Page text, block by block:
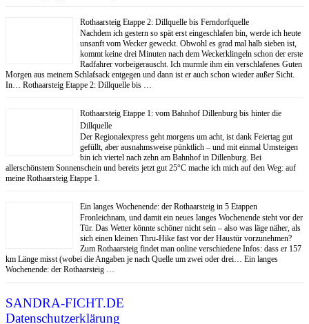
Rothaarsteig Etappe 2: Dillquelle bis Ferndorfquelle
Nachdem ich gestern so spät erst eingeschlafen bin, werde ich heute
unsanft vom Wecker geweckt. Obwohl es grad mal halb sieben ist,
kommt keine drei Minuten nach dem Weckerklingeln schon der erste
Radfahrer vorbeigerauscht. Ich murmle ihm ein verschlafenes Guten
Morgen aus meinem Schlafsack entgegen und dann ist er auch schon wieder außer Sicht.
In… Rothaarsteig Etappe 2: Dillquelle bis …
Rothaarsteig Etappe 1: vom Bahnhof Dillenburg bis hinter die
Dillquelle
Der Regionalexpress geht morgens um acht, ist dank Feiertag gut
gefüllt, aber ausnahmsweise pünktlich – und mit einmal Umsteigen
bin ich viertel nach zehn am Bahnhof in Dillenburg. Bei
allerschönstem Sonnenschein und bereits jetzt gut 25°C mache ich mich auf den Weg: auf
meine Rothaarsteig Etappe 1.
Ein langes Wochenende: der Rothaarsteig in 5 Etappen
Fronleichnam, und damit ein neues langes Wochenende steht vor der
Tür. Das Wetter könnte schöner nicht sein – also was läge näher, als
sich einen kleinen Thru-Hike fast vor der Haustür vorzunehmen?
Zum Rothaarsteig findet man online verschiedene Infos: dass er 157
km Länge misst (wobei die Angaben je nach Quelle um zwei oder drei… Ein langes
Wochenende: der Rothaarsteig …
SANDRA-FICHT.DE
Datenschutzerklärung